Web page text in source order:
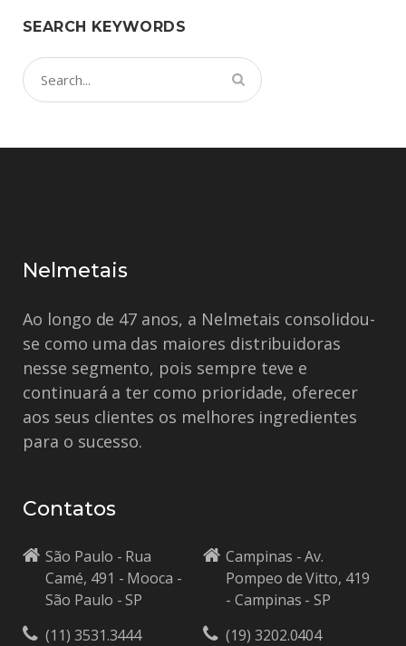
SEARCH KEYWORDS
Nelmetais
Ao longo de 47 anos, a Nelmetais consolidou-
se como uma das maiores distribuidoras
nesse segmento, pois sempre teve e
continuará a ter como prioridade, oferecer
aos seus clientes os melhores ingredientes
para o sucesso.
Contatos
São Paulo - Rua
Camé, 491 - Mooca -
São Paulo - SP
(11) 3531.3444
Campinas - Av.
Pompeo de Vitto, 419
- Campinas - SP
(19) 3202.0404